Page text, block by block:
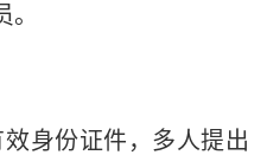
效身份证件，多人提出